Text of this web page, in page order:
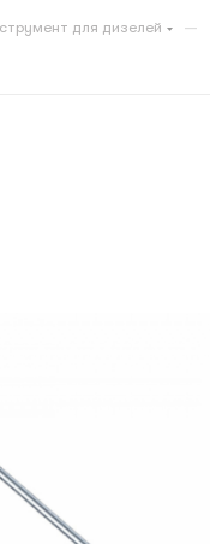
для дизелей —